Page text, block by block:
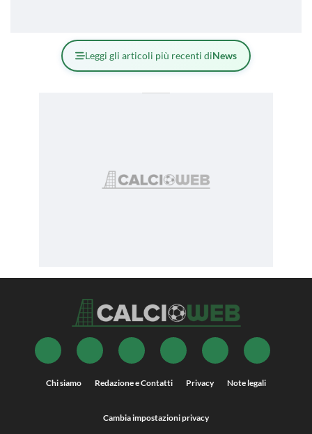
Leggi gli articoli più recenti diNews
Chi siamo Redazione e Contatti Privacy Note legali
Cambia impostazioni privacy